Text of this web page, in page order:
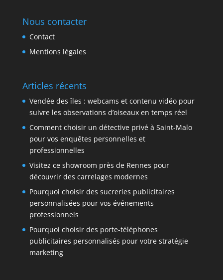
Nous contacter
Contact
Mentions légales
Articles récents
Vendée des îles : webcams et contenu vidéo pour
suivre les observations d’oiseaux en temps réel
Comment choisir un détective privé à Saint-Malo
pour vos enquêtes personnelles et
professionnelles
Visitez ce showroom près de Rennes pour
découvrir des carrelages modernes
Pourquoi choisir des sucreries publicitaires
personnalisées pour vos événements
professionnels
Pourquoi choisir des porte-téléphones
publicitaires personnalisés pour votre stratégie
marketing